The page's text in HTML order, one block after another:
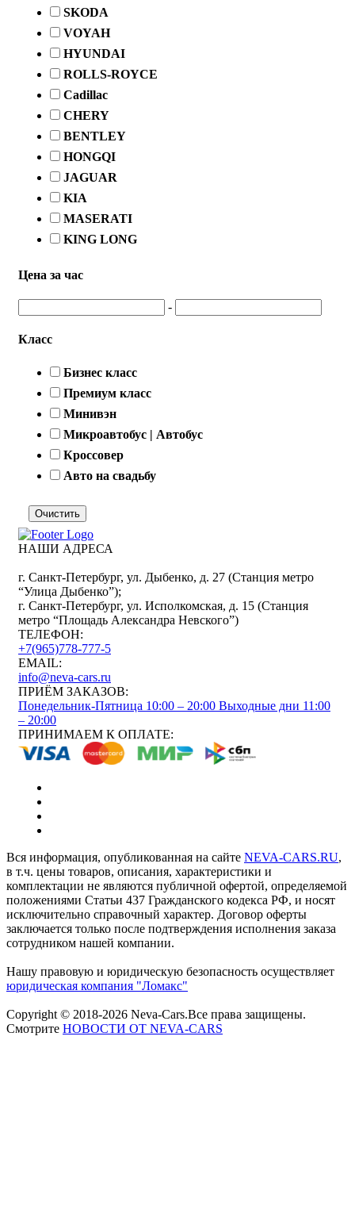
SKODA
VOYAH
HYUNDAI
ROLLS-ROYCE
Cadillac
CHERY
BENTLEY
HONGQI
JAGUAR
KIA
MASERATI
KING LONG
Цена за час
-
Класс
Бизнес класс
Премиум класс
Минивэн
Микроавтобус | Автобус
Кроссовер
Авто на свадьбу
Очистить
НАШИ АДРЕСА
г. Санкт-Петербург, ул. Дыбенко, д. 27 (Станция метро
“Улица Дыбенко”);
г. Санкт-Петербург, ул. Исполкомская, д. 15 (Станция
метро “Площадь Александра Невского”)
ТЕЛЕФОН:
+7(965)778-777-5
EMAIL:
info@neva-cars.ru
ПРИЁМ ЗАКАЗОВ:
Понедельник-Пятница 10:00 – 20:00 Выходные дни 11:00
– 20:00
ПРИНИМАЕМ К ОПЛАТЕ:
Вся информация, опубликованная на сайте NEVA-CARS.RU,
в т.ч. цены товаров, описания, характеристики и
комплектации не являются публичной офертой, определяемой
положениями Статьи 437 Гражданского кодекса РФ, и носят
исключительно справочный характер. Договор оферты
заключается только после подтверждения исполнения заказа
сотрудником нашей компании.
Нашу правовую и юридическую безопасность осуществляет
юридическая компания "Ломакс"
Copyright © 2018-2026 Neva-Cars.Все права защищены.
Смотрите НОВОСТИ ОТ NEVA-CARS